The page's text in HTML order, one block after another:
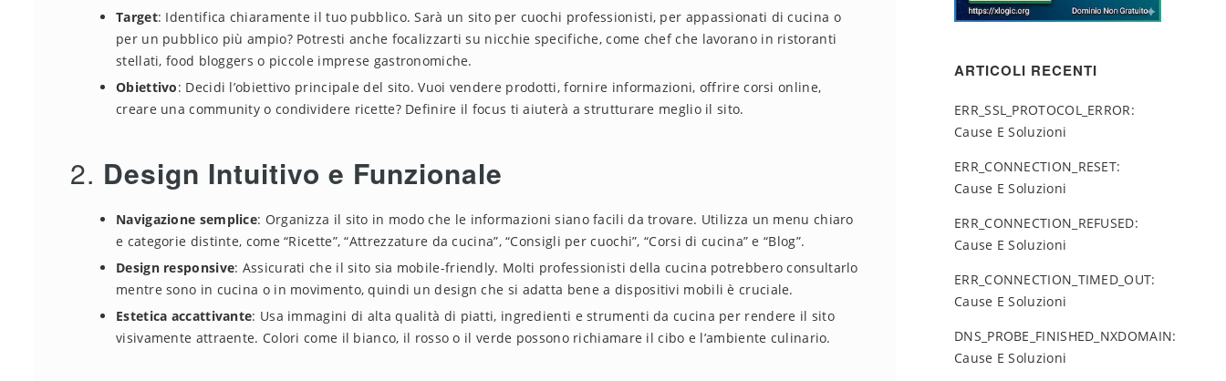
Target: Identifica chiaramente il tuo pubblico. Sarà un sito per cuochi professionisti, per appassionati di cucina o
per un pubblico più ampio? Potresti anche focalizzarti su nicchie specifiche, come chef che lavorano in ristoranti
stellati, food bloggers o piccole imprese gastronomiche.
Obiettivo: Decidi l’obiettivo principale del sito. Vuoi vendere prodotti, fornire informazioni, offrire corsi online,
creare una community o condividere ricette? Definire il focus ti aiuterà a strutturare meglio il sito.
2. Design Intuitivo e Funzionale
Navigazione semplice: Organizza il sito in modo che le informazioni siano facili da trovare. Utilizza un menu chiaro
e categorie distinte, come “Ricette”, “Attrezzature da cucina”, “Consigli per cuochi”, “Corsi di cucina” e “Blog”.
Design responsive: Assicurati che il sito sia mobile-friendly. Molti professionisti della cucina potrebbero consultarlo
mentre sono in cucina o in movimento, quindi un design che si adatta bene a dispositivi mobili è cruciale.
Estetica accattivante: Usa immagini di alta qualità di piatti, ingredienti e strumenti da cucina per rendere il sito
visivamente attraente. Colori come il bianco, il rosso o il verde possono richiamare il cibo e l’ambiente culinario.
ARTICOLI RECENTI
ERR_SSL_PROTOCOL_ERROR:
Cause E Soluzioni
ERR_CONNECTION_RESET:
Cause E Soluzioni
ERR_CONNECTION_REFUSED:
Cause E Soluzioni
ERR_CONNECTION_TIMED_OUT:
Cause E Soluzioni
DNS_PROBE_FINISHED_NXDOMAIN:
Cause E Soluzioni